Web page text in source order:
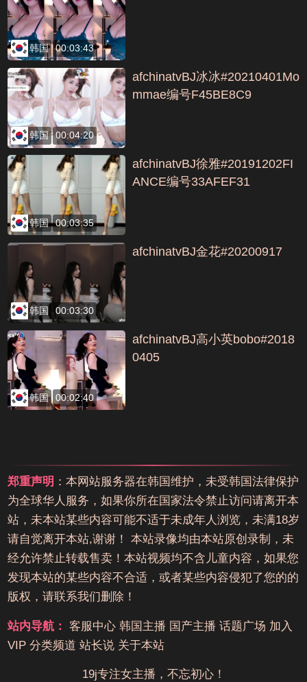
韩国 00:03:43
韩国 00:04:20
afchinatvBJ冰冰#20210401Mo
mmae编号F45BE8C9
韩国 00:03:35
afchinatvBJ徐雅#20191202FI
ANCE编号33AFEF31
韩国 00:03:30
afchinatvBJ金花#20200917
韩国 00:02:40
afchinatvBJ高小英bobo#2018
0405
郑重声明 ：本网站服务器在韩国维护，未受韩国法律保护
为全球华人服务，如果你所在国家法令禁止访问请离开本
站，未本站某些内容可能不适于未成年人浏览，未满18岁
请自觉离开本站,谢谢！ 本站录像均由本站原创录制，未
经允许禁止转载售卖！本站视频均不含儿童内容，如果您
发现本站的某些内容不合适，或者某些内容侵犯了您的的
版权，请联系我们删除！
站内导航： 客服中心 韩国主播 国产主播 话题广场 加入
VIP 分类频道 站长说 关于本站
19j专注女主播，不忘初心！